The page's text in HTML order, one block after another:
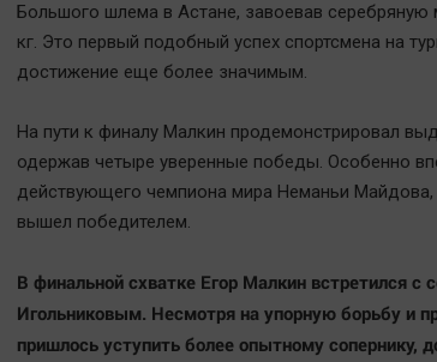
Большого шлема в Астане, завоевав серебряную
кг. Это первый подобный успех спортсмена на
достижение еще более значимым.
На пути к финалу Малкин продемонстрировал
одержав четыре уверенные победы. Особенно
действующего чемпиона мира Неманьи
вышел победителем.
В финальной схватке Егор Малкин встретился с
Игольниковым. Несмотря на упорную борьбу и
пришлось уступить более опытному сопернику,